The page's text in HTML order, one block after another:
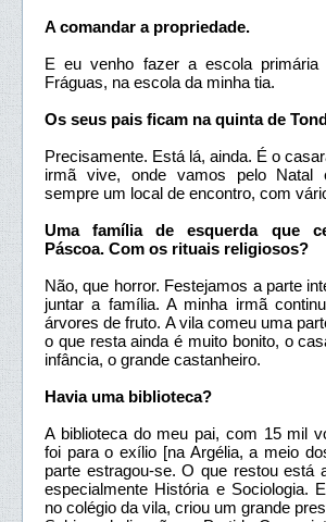
A comandar a propriedade.
E eu venho fazer a escola primária
Fráguas, na escola da minha tia.
Os seus pais ficam na quinta de
Precisamente. Está lá, ainda. É o
irmã vive, onde vamos pelo Natal
sempre um local de encontro, com
Uma família de esquerda que
Páscoa. Com os rituais religiosos?
Não, que horror. Festejamos a parte
juntar a família. A minha irmã
árvores de fruto. A vila comeu uma
o que resta ainda é muito bonito, o
infância, o grande castanheiro.
Havia uma biblioteca?
A biblioteca do meu pai, com 15 mil
foi para o exílio [na Argélia, a meio
parte estragou-se. O que restou está
especialmente História e Sociologia.
no colégio da vila, criou um grande